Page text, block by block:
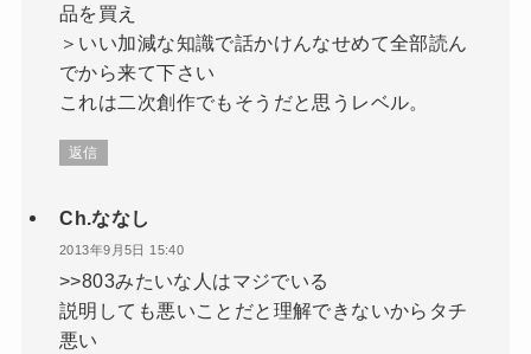
品を買え
＞いい加減な知識で話かけんなせめて全部読ん
でから来て下さい
これは二次創作でもそうだと思うレベル。
返信
Ch.ななし
2013年9月5日 15:40
>>803みたいな人はマジでいる
説明しても悪いことだと理解できないからタチ
悪い